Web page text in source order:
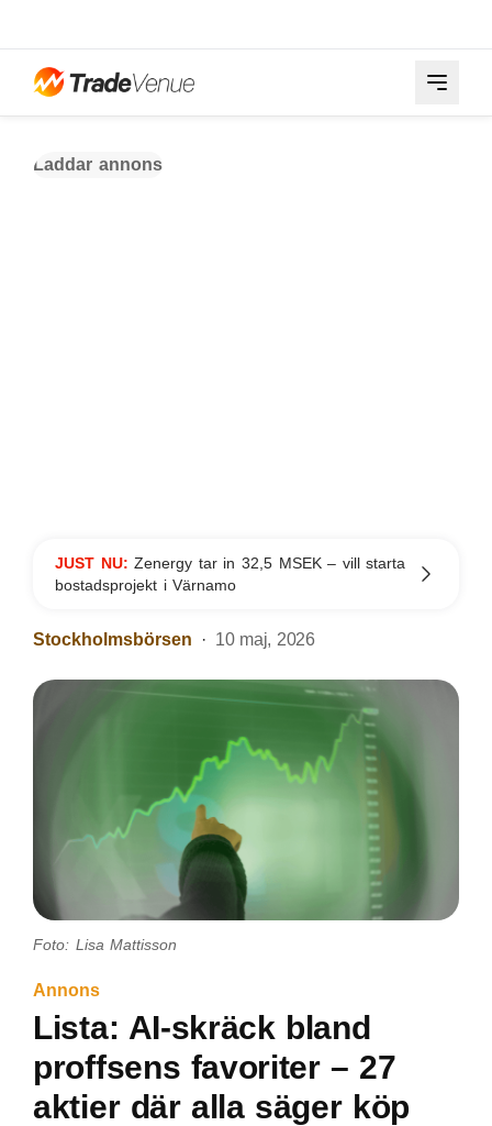
Laddar annons
JUST NU:Zenergy tar in 32,5 MSEK – vill starta
bostadsprojekt i Värnamo
Stockholmsbörsen 10 maj, 2026
Foto: Lisa Mattisson
Annons
Lista: AI-skräck bland
proffsens favoriter – 27
aktier där alla säger köp